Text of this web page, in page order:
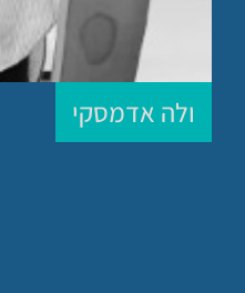
ולה אדמסקי